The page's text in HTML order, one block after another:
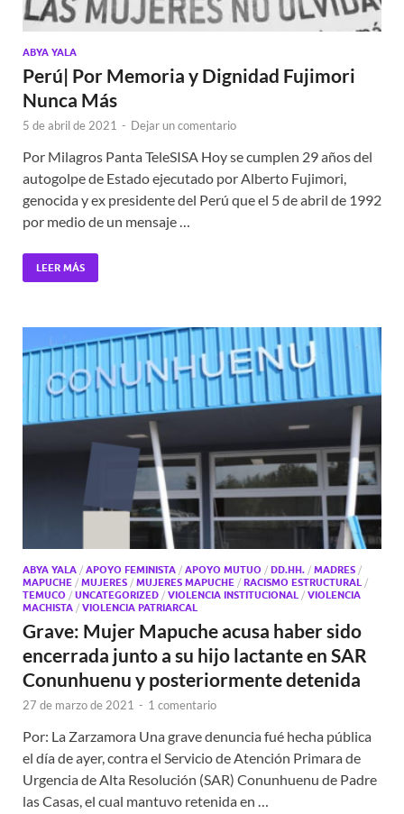
ABYA YALA
Perú| Por Memoria y Dignidad Fujimori
Nunca Más
5 de abril de 2021 - Dejar un comentario
Por Milagros Panta TeleSISA Hoy se cumplen 29 años del
autogolpe de Estado ejecutado por Alberto Fujimori,
genocida y ex presidente del Perú que el 5 de abril de 1992
por medio de un mensaje …
LEER MÁS
ABYA YALA / APOYO FEMINISTA / APOYO MUTUO / DD.HH. / MADRES /
MAPUCHE / MUJERES / MUJERES MAPUCHE / RACISMO ESTRUCTURAL /
TEMUCO / UNCATEGORIZED / VIOLENCIA INSTITUCIONAL / VIOLENCIA
MACHISTA / VIOLENCIA PATRIARCAL
Grave: Mujer Mapuche acusa haber sido
encerrada junto a su hijo lactante en SAR
Conunhuenu y posteriormente detenida
27 de marzo de 2021 - 1 comentario
Por: La Zarzamora Una grave denuncia fué hecha pública
el día de ayer, contra el Servicio de Atención Primara de
Urgencia de Alta Resolución (SAR) Conunhuenu de Padre
las Casas, el cual mantuvo retenida en …